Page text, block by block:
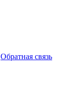
Обратная связь